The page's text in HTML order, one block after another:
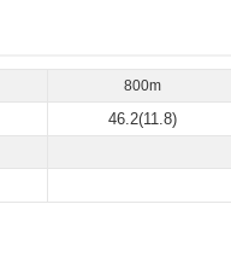
800m
46.2(11.8)